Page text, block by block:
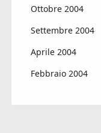
Ottobre 2004
Settembre 2004
Aprile 2004
Febbraio 2004